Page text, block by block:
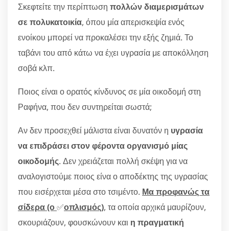
Σκεφτείτε την περίπτωση πολλών διαμερισμάτων
σε πολυκατοικία, όπου μία απερισκεψία ενός
ενοίκου μπορεί να προκαλέσει την εξής ζημιά. Το
ταβάνι του από κάτω να έχει υγρασία με αποκόλληση
σοβά κλπ.
Ποιος είναι ο ορατός κίνδυνος σε μία οικοδομή στη
Ραφήνα, που δεν συντηρείται σωστά;
Αν δεν προσεχθεί μάλιστα είναι δυνατόν η υγρασία
να επιδράσει στον φέροντα οργανισμό μίας
οικοδομής. Δεν χρειάζεται πολλή σκέψη για να
αναλογιστούμε ποιος είνα ο αποδέκτης της υγρασίας
που εισέρχεται μέσα στο τσιμέντο. Μα προφανώς τα
σίδερα (ο✅οπλισμός), τα οποία αρχικά μαυρίζουν,
σκουριάζουν, φουσκώνουν και η πραγματική